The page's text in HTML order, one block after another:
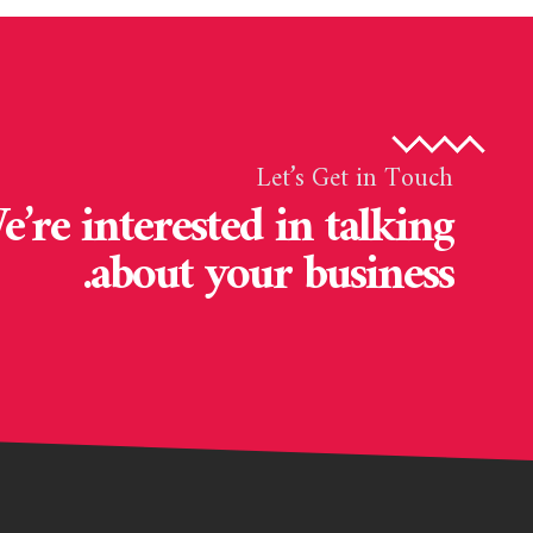
Let’s Get in Touch
interested in talking
about your business.